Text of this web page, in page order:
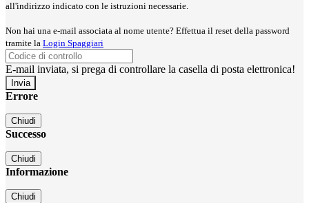
all'indirizzo indicato con le istruzioni necessarie.
Non hai una e-mail associata al nome utente? Effettua il reset della password
tramite la Login Spaggiari
E-mail inviata, si prega di controllare la casella di posta elettronica!
Errore
Chiudi
Successo
Chiudi
Informazione
Chiudi